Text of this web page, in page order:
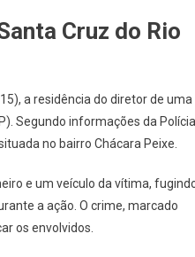
Cruz do Rio
a residência do diretor de uma
Segundo informações da Polícia
no bairro Chácara Peixe.
e um veículo da vítima,
a ação. O crime, marcado
os envolvidos.